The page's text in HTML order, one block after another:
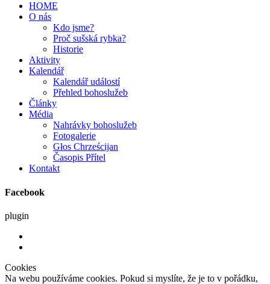
HOME
O nás
Kdo jsme?
Proč sušská rybka?
Historie
Aktivity
Kalendář
Kalendář událostí
Přehled bohoslužeb
Články
Média
Nahrávky bohoslužeb
Fotogalerie
Głos Chrześcijan
Časopis Přítel
Kontakt
Facebook
plugin
Cookies
Na webu používáme cookies. Pokud si myslíte, že je to v pořádku,